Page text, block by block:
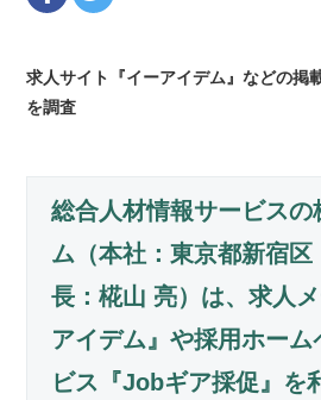
求人サイト『イーアイデム』などの掲
を調査
総合人材情報サービス
ム（本社：東京都新宿
長：椛山 亮）は、求人
アイデム』や採用ホー
ビス『Jobギア採促』を